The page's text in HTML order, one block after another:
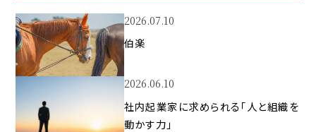
2026.07.10
伯楽
2026.06.10
社内起業家に求められる「人と組織を
動かす力」